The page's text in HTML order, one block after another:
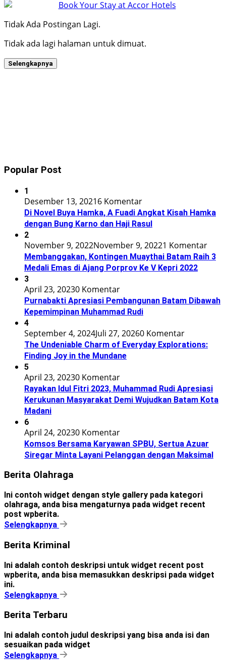
Tidak Ada Postingan Lagi.
Tidak ada lagi halaman untuk dimuat.
Selengkapnya
Popular Post
1
Desember 13, 20216 Komentar
Di Novel Buya Hamka, A Fuadi Angkat Kisah Hamka
dengan Bung Karno dan Haji Rasul
2
November 9, 2022November 9, 20221 Komentar
Membanggakan, Kontingen Muaythai Batam Raih 3
Medali Emas di Ajang Porprov Ke V Kepri 2022
3
April 23, 20230 Komentar
Purnabakti Apresiasi Pembangunan Batam Dibawah
Kepemimpinan Muhammad Rudi
4
September 4, 2024Juli 27, 20260 Komentar
The Undeniable Charm of Everyday Explorations:
Finding Joy in the Mundane
5
April 23, 20230 Komentar
Rayakan Idul Fitri 2023, Muhammad Rudi Apresiasi
Kerukunan Masyarakat Demi Wujudkan Batam Kota
Madani
6
April 24, 20230 Komentar
Komsos Bersama Karyawan SPBU, Sertua Azuar
Siregar Minta Layani Pelanggan dengan Maksimal
Berita Olahraga
Ini contoh widget dengan style gallery pada kategori
olahraga, anda bisa mengaturnya pada widget recent
post wpberita.
Selengkapnya
Berita Kriminal
Ini adalah contoh deskripsi untuk widget recent post
wpberita, anda bisa memasukkan deskripsi pada widget
ini.
Selengkapnya
Berita Terbaru
Ini adalah contoh judul deskripsi yang bisa anda isi dan
sesuaikan pada widget
Selengkapnya